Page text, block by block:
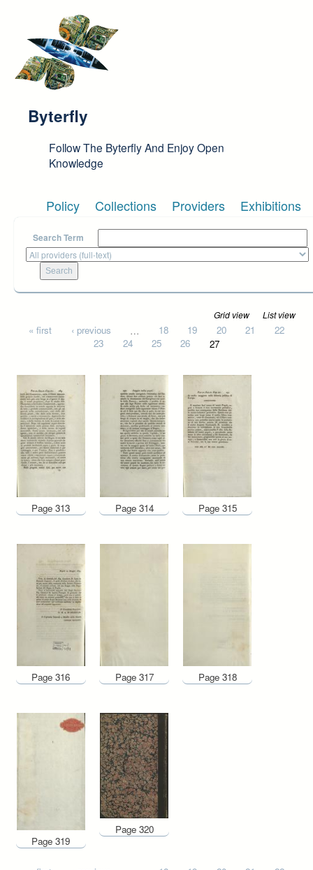
Byterfly
Follow The Byterfly And Enjoy Open
Knowledge
Policy Collections Providers Exhibitions
Search Term
Grid view List view
Pages
« first ‹ previous … 18 19 20 21
22
23
24 25 26 27
Page 313 Page 314 Page 315
Page 316 Page 317 Page 318
Page 319
Page 320